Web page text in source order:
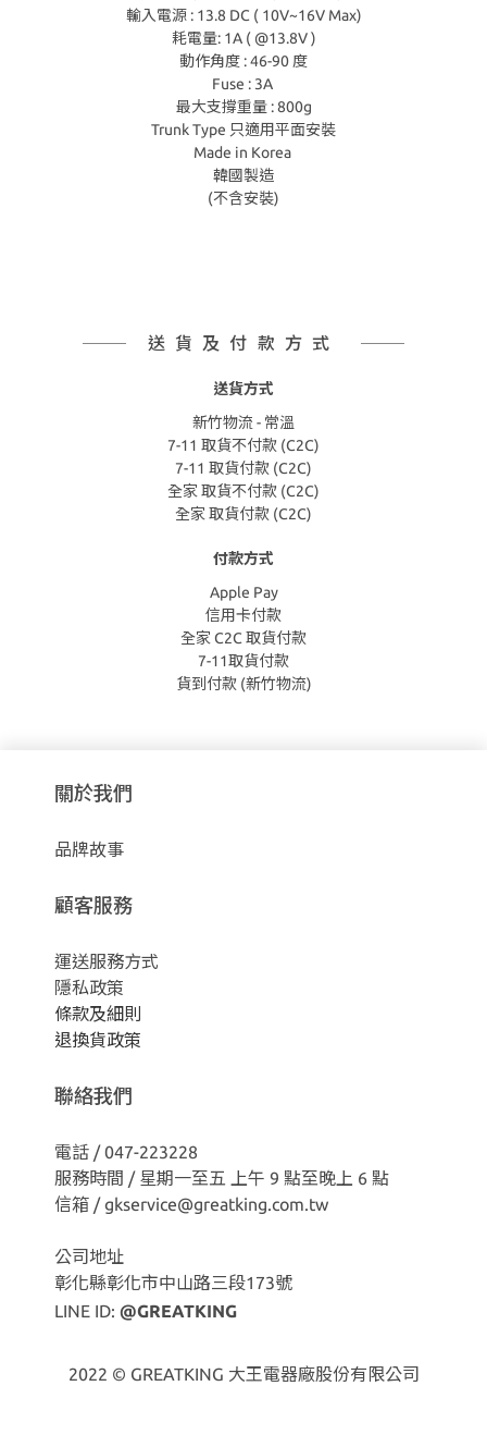
輸入電源 : 13.8 DC ( 10V~16V Max)
耗電量: 1A ( @13.8V )
動作角度 : 46-90 度
Fuse : 3A
最大支撐重量 : 800g
Trunk Type 只適用平面安裝
Made in Korea
韓國製造
(不含安裝)
送貨及付款方式
送貨方式
新竹物流 - 常溫
7-11 取貨不付款 (C2C)
7-11 取貨付款 (C2C)
全家 取貨不付款 (C2C)
全家 取貨付款 (C2C)
付款方式
Apple Pay
信用卡付款
全家 C2C 取貨付款
7-11取貨付款
貨到付款 (新竹物流)
關於我們
品牌故事
顧客服務
運送服務方式
隱私政策
條款及細則
退換貨政策
聯絡我們
電話 / 047-223228
服務時間 / 星期一至五 上午 9 點至晚上 6 點
信箱 / gkservice@greatking.com.tw
公司地址
彰化縣彰化市中山路三段173號
LINE ID: @GREATKING
2022 © GREATKING 大王電器廠股份有限公司